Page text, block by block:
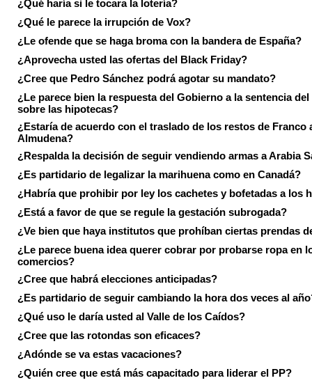
¿Qué haría si le tocara la lotería?
¿Qué le parece la irrupción de Vox?
¿Le ofende que se haga broma con la bandera de España?
¿Aprovecha usted las ofertas del Black Friday?
¿Cree que Pedro Sánchez podrá agotar su mandato?
¿Le parece bien la respuesta del Gobierno a la sentencia
sobre las hipotecas?
¿Estaría de acuerdo con el traslado de los restos de Franco
Almudena?
¿Respalda la decisión de seguir vendiendo armas a Arabia
¿Es partidario de legalizar la marihuena como en Canadá?
¿Habría que prohibir por ley los cachetes y bofetadas a los
¿Está a favor de que se regule la gestación subrogada?
¿Ve bien que haya institutos que prohíban ciertas prendas
¿Le parece buena idea querer cobrar por probarse ropa en
comercios?
¿Cree que habrá elecciones anticipadas?
¿Es partidario de seguir cambiando la hora dos veces al
¿Qué uso le daría usted al Valle de los Caídos?
¿Cree que las rotondas son eficaces?
¿Adónde se va estas vacaciones?
¿Quién cree que está más capacitado para liderar el PP?